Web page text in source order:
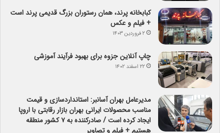
کبابخانه پرند، همان رستوران بزرگ قدیمی پرند است
+ فیلم و عکس
۲ فروردین ۱۴۰۳
چاپ آنلاین جزوه برای بهبود فرآیند آموزشی
۲۲ اسفند ۱۴۰۲
مدیرعامل بهران آسانبر: استانداردسازی و قیمت
مناسب محصولات ایرانی بهران بازار رقابتی با اروپا
ایجاد کرده است / صادرکننده به ۷ کشور منطقه
هستیم + فیلم و تصاویر